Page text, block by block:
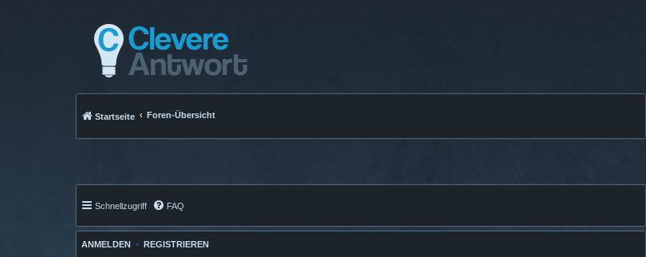
Startseite Foren-Übersicht
Schnellzugriff FAQ
ANMELDEN • REGISTRIEREN